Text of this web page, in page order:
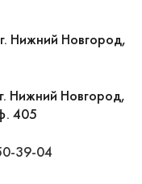
Нижний Новгород,
Нижний Новгород,
405
39-04